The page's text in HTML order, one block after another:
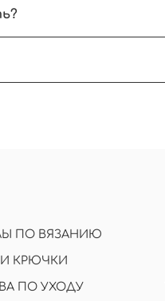
ПО ВЯЗАНИЮ
КРЮЧКИ
ПО УХОДУ